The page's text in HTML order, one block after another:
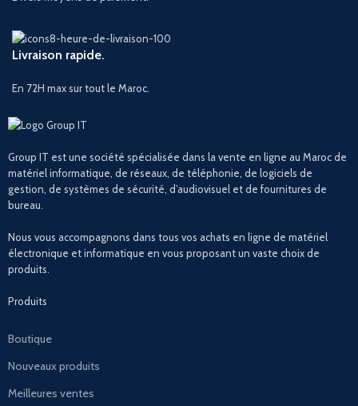
Livraison rapide.
En 72H max sur tout le Maroc.
Group IT est une société spécialisée dans la vente en ligne au Maroc de
matériel informatique, de réseaux, de téléphonie, de logiciels de
gestion, de systèmes de sécurité, d’audiovisuel et de fournitures de
bureau.
Nous vous accompagnons dans tous vos achats en ligne de matériel
électronique et informatique en vous proposant un vaste choix de
produits.
Produits
Boutique
Nouveaux produits
Meilleures ventes